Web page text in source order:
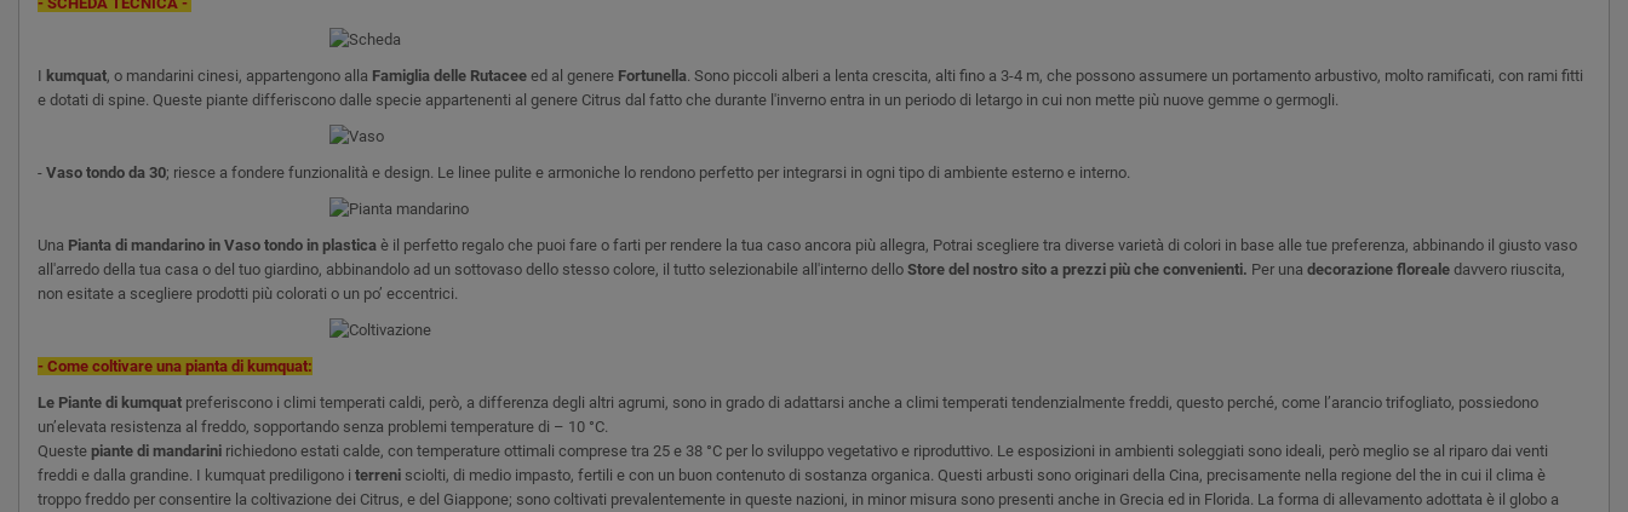
I kumquat, o mandarini cinesi, appartengono alla Famiglia delle Rutacee ed al genere Fortunella . Sono piccoli alberi a lenta crescita, alti fino a 3-4 m, che possono assumere un portamento arbustivo, molto ramificati, con rami fitti
e dotati di spine. Queste piante differiscono dalle specie appartenenti al genere Citrus dal fatto che durante l'inverno entra in un periodo di letargo in cui non mette più nuove gemme o germogli.
- Vaso tondo da 30; riesce a fondere funzionalità e design. Le linee pulite e armoniche lo rendono perfetto per integrarsi in ogni tipo di ambiente esterno e interno.
Una Pianta di mandarino in Vaso tondo in plastica è il perfetto regalo che puoi fare o farti per rendere la tua caso ancora più allegra, Potrai scegliere tra diverse varietà di colori in base alle tue preferenza, abbinando il giusto vaso
all'arredo della tua casa o del tuo giardino, abbinandolo ad un sottovaso dello stesso colore, il tutto selezionabile all'interno dello Store del nostro sito a prezzi più che convenienti. Per una decorazione floreale davvero riuscita,
non esitate a scegliere prodotti più colorati o un po’ eccentrici.
- Come coltivare una pianta di kumquat:
Le Piante di kumquat preferiscono i climi temperati caldi, però, a differenza degli altri agrumi, sono in grado di adattarsi anche a climi temperati tendenzialmente freddi, questo perché, come l’arancio trifogliato, possiedono
un’elevata resistenza al freddo, sopportando senza problemi temperature di – 10 °C.
Queste piante di mandarini richiedono estati calde, con temperature ottimali comprese tra 25 e 38 °C per lo sviluppo vegetativo e riproduttivo. Le esposizioni in ambienti soleggiati sono ideali, però meglio se al riparo dai venti
freddi e dalla grandine. I kumquat prediligono i terreni sciolti, di medio impasto, fertili e con un buon contenuto di sostanza organica. Questi arbusti sono originari della Cina, precisamente nella regione del the in cui il clima è
troppo freddo per consentire la coltivazione dei Citrus, e del Giappone; sono coltivati prevalentemente in queste nazioni, in minor misura sono presenti anche in Grecia ed in Florida. La forma di allevamento adottata è il globo a